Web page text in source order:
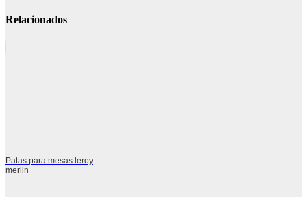
Relacionados
Patas para mesas leroy
merlin